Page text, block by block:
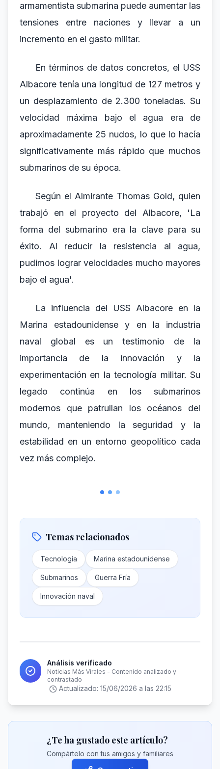
armamentista submarina puede aumentar las
tensiones entre naciones y llevar a un
incremento en el gasto militar.
En términos de datos concretos, el USS
Albacore tenía una longitud de 127 metros y
un desplazamiento de 2.300 toneladas. Su
velocidad máxima bajo el agua era de
aproximadamente 25 nudos, lo que lo hacía
significativamente más rápido que muchos
submarinos de su época.
Según el Almirante Thomas Gold, quien
trabajó en el proyecto del Albacore, 'La
forma del submarino era la clave para su
éxito. Al reducir la resistencia al agua,
pudimos lograr velocidades mucho mayores
bajo el agua'.
La influencia del USS Albacore en la
Marina estadounidense y en la industria
naval global es un testimonio de la
importancia de la innovación y la
experimentación en la tecnología militar. Su
legado continúa en los submarinos
modernos que patrullan los océanos del
mundo, manteniendo la seguridad y la
estabilidad en un entorno geopolítico cada
vez más complejo.
Temas relacionados
Tecnología Marina estadounidense
Submarinos Guerra Fría
Innovación naval
Análisis verificado
Noticias Más Virales - Contenido analizado y
contrastado
Actualizado: 15/06/2026 a las 22:15
¿Te ha gustado este artículo?
Compártelo con tus amigos y familiares